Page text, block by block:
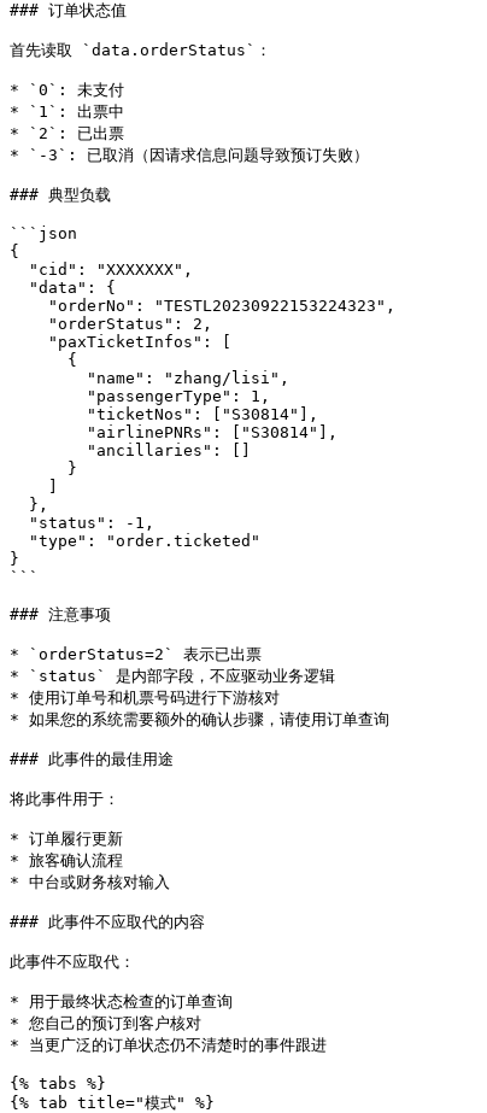
### 订单状态值
首先读取 `data.orderStatus`：
* `0`: 未支付
* `1`: 出票中
* `2`: 已出票
* `-3`: 已取消（因请求信息问题导致预订失败）
### 典型负载
```json
{
}
```
### 注意事项
* `orderStatus=2` 表示已出票
* `status` 是内部字段，不应驱动业务逻辑
* 使用订单号和机票号码进行下游核对
* 如果您的系统需要额外的确认步骤，请使用订单查询
### 此事件的最佳用途
将此事件用于：
* 订单履行更新
* 旅客确认流程
* 中台或财务核对输入
### 此事件不应取代的内容
此事件不应取代：
* 用于最终状态检查的订单查询
* 您自己的预订到客户核对
* 当更广泛的订单状态仍不清楚时的事件跟进
{% tabs %}
{% tab title="模式" %}